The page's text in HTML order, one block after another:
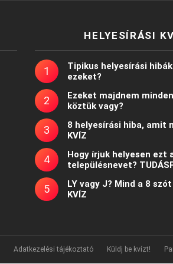
HELYESÍRÁSI
Tipikus helyesírási
ezeket?
Ezeket majdnem
köztük vagy?
8 helyesírási hiba, amit
KVÍZ
Hogy írjuk helyesen ezt
településnevet?
LY vagy J? Mind a 8
KVÍZ
Adatkezelési tájékoztató Küldj be kvízt!